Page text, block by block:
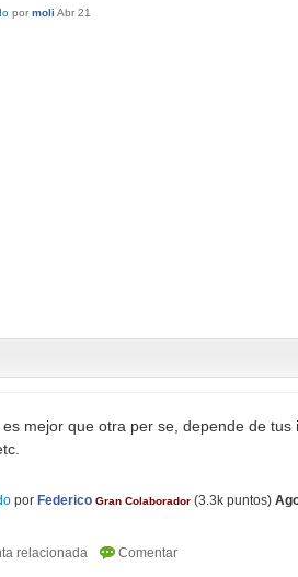
por moli Abr 21
mejor que otra per se, depende de
por Federico Gran Colaborador (3.3k puntos)